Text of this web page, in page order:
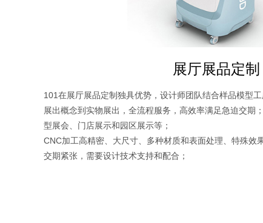
展厅展品定制
101在展厅展品定制独具优势，设计师团队结合样品模型
展出概念到实物展出，全流程服务，高效率满足急迫交期
型展会、门店展示和园区展示等；
CNC加工高精密、大尺寸、多种材质和表面处理、特殊效
交期紧张，需要设计技术支持和配合；